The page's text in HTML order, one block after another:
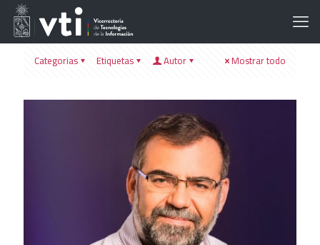
Categorias Etiquetas Autor Mostrar todo